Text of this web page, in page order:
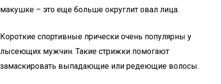
макушке – это еще больше округлит овал лица.
Короткие спортивные прически очень популярны у
лысеющих мужчин. Такие стрижки помогают
замаскировать выпадающие или редеющие волосы.